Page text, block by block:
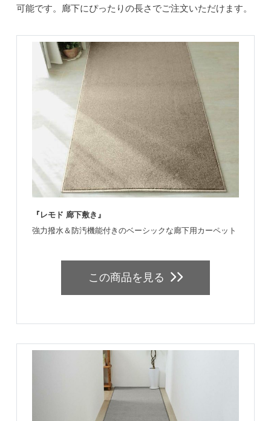
可能です。廊下にぴったりの長さでご注文いただけます。
『レモド 廊下敷き』
強力撥水＆防汚機能付きのベーシックな廊下用カーペット
この商品を見る